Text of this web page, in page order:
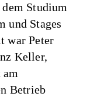
Studium
und Stages
war Peter
Keller,
Betrieb